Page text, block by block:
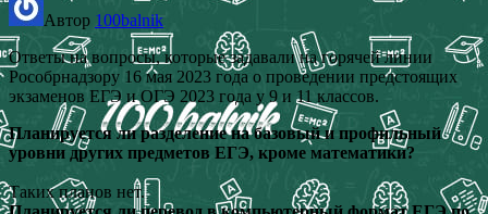
Автор 100balnik
Ответы на вопросы, которые задавали на горячей линии
Рособрнадзору 16 мая 2023 года о проведении предстоящих
экзаменов ЕГЭ и ОГЭ 2023 года у 9 и 11 классов.
Планируется ли разделение на базовый и профильный
уровни других предметов ЕГЭ, кроме математики?
Таких планов нет.